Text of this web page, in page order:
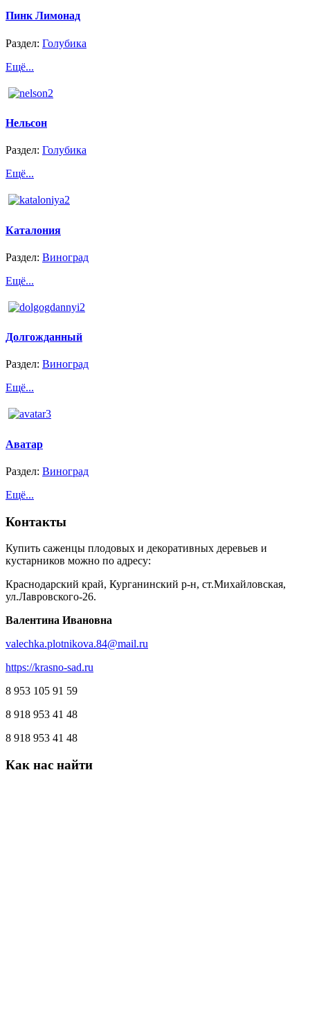
Пинк Лимонад
Раздел: Голубика
Ещё...
Нельсон
Раздел: Голубика
Ещё...
Каталония
Раздел: Виноград
Ещё...
Долгожданный
Раздел: Виноград
Ещё...
Аватар
Раздел: Виноград
Ещё...
Контакты
Купить саженцы плодовых и декоративных деревьев и
кустарников можно по адресу:
Краснодарский край, Курганинский р-н, ст.Михайловская,
ул.Лавровского-26.
Валентина Ивановна
valechka.plotnikova.84@mail.ru
https://krasno-sad.ru
8 953 105 91 59
8 918 953 41 48
8 918 953 41 48
Как нас найти